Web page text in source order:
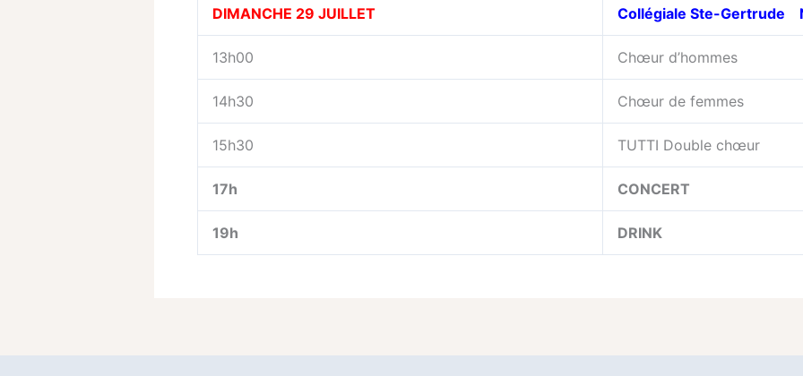
DIMANCHE 29 JUILLET Collégiale Ste-Gertrude
13h00 Chœur d’hommes
14h30 Chœur de femmes
15h30 TUTTI Double chœur
17h CONCERT
19h DRINK